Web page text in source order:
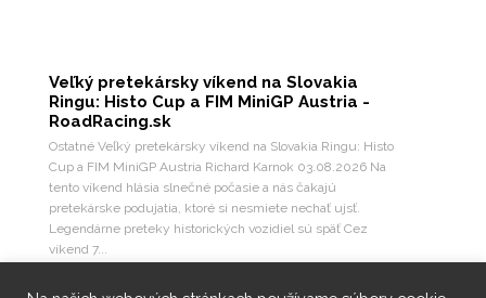
Veľký pretekársky víkend na Slovakia
Ringu: Histo Cup a FIM MiniGP Austria -
RoadRacing.sk
Ostatné Veľký pretekársky víkend na Slovakia Ringu: Histo
Cup a FIM MiniGP Austria Richard Karnok 03.08.2026 Na
tento víkend hlásia slnečné počasie a nás čakajú
pretekárske podujatia, ktoré si nesmiete nechať ujsť.
Legendárne preteky historických vozidiel sú späť Cez
víkend 7...